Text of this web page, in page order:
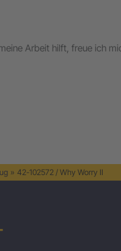
Arbeit hilft, freue ich
» 42-102572 / Why Worry II